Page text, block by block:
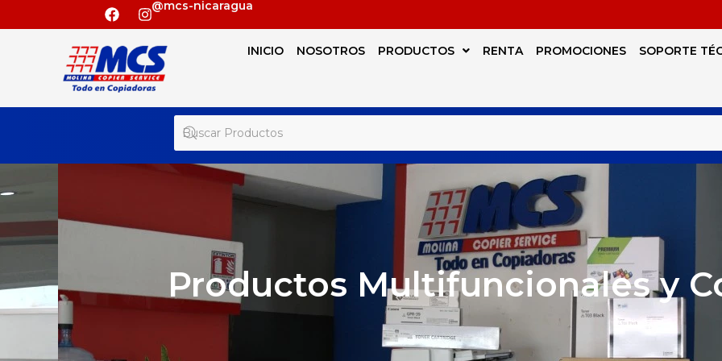
@mcs-nicaragua
INICIO NOSOTROS PRODUCTOS RENTA PROMOCIONES SOPORTE
Productos Multifuncionales y